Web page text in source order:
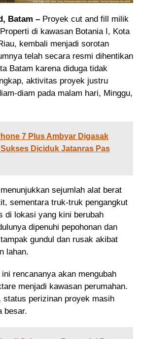
Batam – Proyek cut and fill milik
di kawasan Botania I, Kota
kembali menjadi sorotan
telah secara resmi dihentikan
Batam karena diduga tidak
aktivitas proyek justru
diam pada malam hari, Minggu,
7 Plus Ambyar Digasak
Diciduk Jatanras Pas
sejumlah alat berat
sementara truk-truk pengangkut
di lokasi yang kini berubah
dipenuhi pepohonan dan
gundul dan rusak akibat
lahan.
rencananya akan mengubah
menjadi kawasan perumahan.
status perizinan proyek masih
besar.